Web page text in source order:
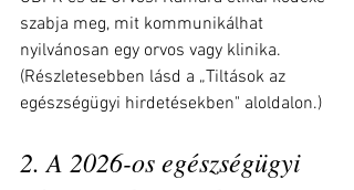
szabja meg, mit kommunikálhat
nyilvánosan egy orvos vagy klinika.
(Részletesebben lásd a „Tiltások az
egészségügyi hirdetésekben" aloldalon.)
2. A 2026-os egészségügyi